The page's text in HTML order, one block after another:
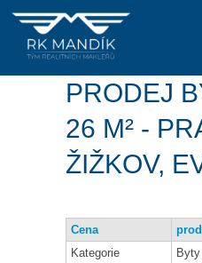
PRODEJ
26 M² -
ŽIŽKOV,
Cena
Kategorie